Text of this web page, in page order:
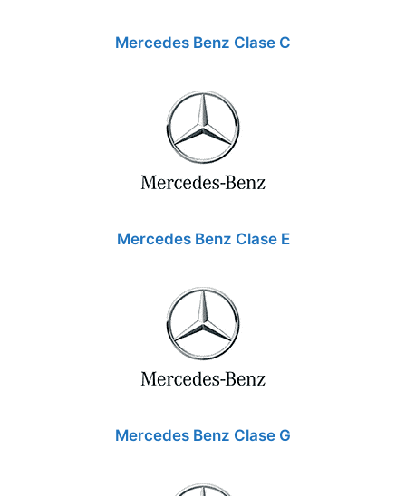
Mercedes Benz Clase C
Mercedes Benz Clase E
Mercedes Benz Clase G